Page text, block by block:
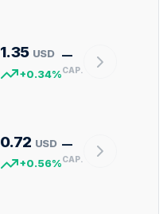
1.35 USD
+0.34%
—
CAP.
0.72 USD
+0.56%
—
CAP.